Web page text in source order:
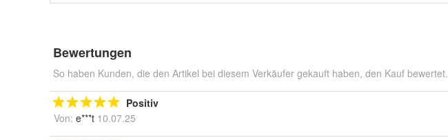
Bewertungen
So haben Kunden, die den Artikel bei diesem Verkäufer gekauft haben, den Kauf bewertet.
Positiv
Von: e***t 10.07.25